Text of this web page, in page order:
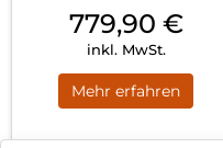
779,90 €
inkl. MwSt.
Mehr erfahren